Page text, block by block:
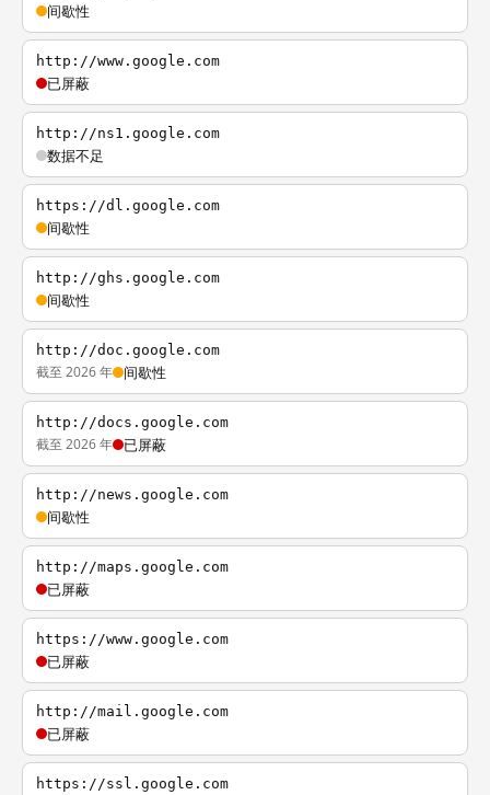
间歇性
http://www.google.com
已屏蔽
http://ns1.google.com
数据不足
https://dl.google.com
间歇性
http://ghs.google.com
间歇性
http://doc.google.com
截至 2026 年 间歇性
http://docs.google.com
截至 2026 年 已屏蔽
http://news.google.com
间歇性
http://maps.google.com
已屏蔽
https://www.google.com
已屏蔽
http://mail.google.com
已屏蔽
https://ssl.google.com